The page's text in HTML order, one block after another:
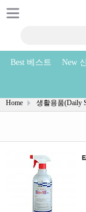
Best 베스트 New
위생용품(Sanitary
Home 생활용품(Daily